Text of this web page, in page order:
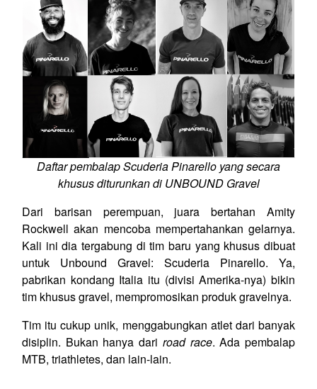
Daftar pembalap Scuderia Pinarello yang secara
khusus diturunkan di UNBOUND Gravel
Dari barisan perempuan, juara bertahan Amity
Rockwell akan mencoba mempertahankan gelarnya.
Kali ini dia tergabung di tim baru yang khusus dibuat
untuk Unbound Gravel: Scuderia Pinarello. Ya,
pabrikan kondang Italia itu (divisi Amerika-nya) bikin
tim khusus gravel, mempromosikan produk gravelnya.
Tim itu cukup unik, menggabungkan atlet dari banyak
disiplin. Bukan hanya dari road race. Ada pembalap
MTB, triathletes, dan lain-lain.